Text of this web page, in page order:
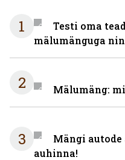
1
Testi oma
mälumänguga
2 Mälumäng:
3
Mängi autode
auhinna!